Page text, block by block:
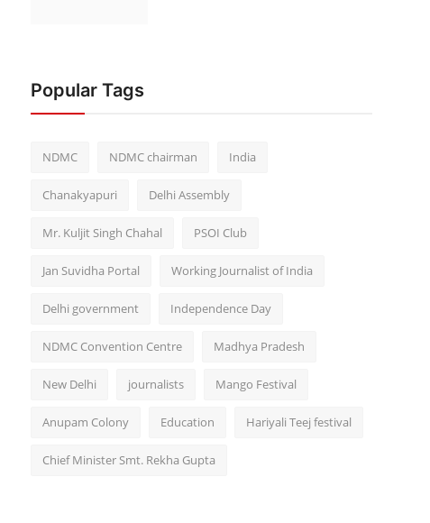
Popular Tags
NDMC NDMC chairman India
Chanakyapuri Delhi Assembly
Mr. Kuljit Singh Chahal PSOI Club
Jan Suvidha Portal Working Journalist of India
Delhi government Independence Day
NDMC Convention Centre Madhya Pradesh
New Delhi journalists Mango Festival
Anupam Colony Education Hariyali Teej festival
Chief Minister Smt. Rekha Gupta